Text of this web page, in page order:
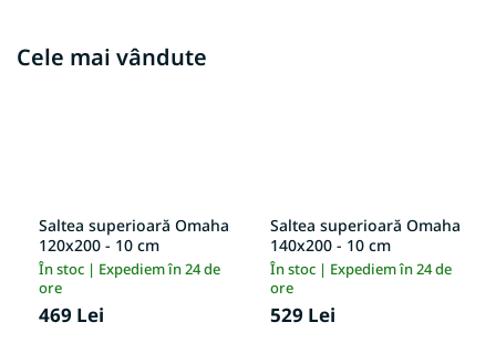
Cele mai vândute
Saltea superioară Omaha
120x200 - 10 cm
În stoc | Expediem în 24 de
ore
469 Lei
Saltea superioară Omaha
140x200 - 10 cm
În stoc | Expediem în 24 de
ore
529 Lei